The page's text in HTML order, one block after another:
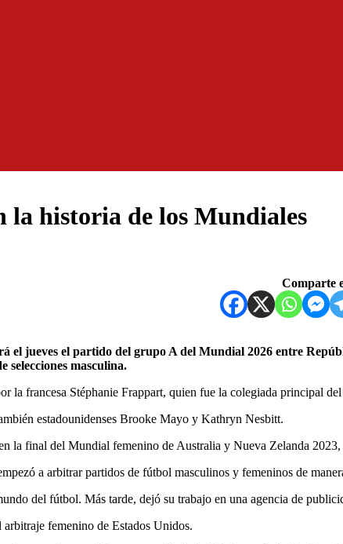
la historia de los Mundiales
Comparte
selecciones masculina.
la francesa Stéphanie Frappart, quien fue la colegiada principal
estadounidenses Brooke Mayo y Kathryn Nesbitt.
la final del Mundial femenino de Australia y Nueva Zelanda
a arbitrar partidos de fútbol masculinos y femeninos de
del fútbol. Más tarde, dejó su trabajo en una agencia de
femenino de Estados Unidos.